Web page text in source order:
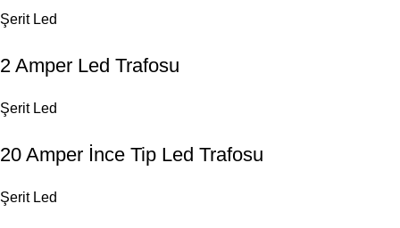
Şerit Led
2 Amper Led Trafosu
Şerit Led
20 Amper İnce Tip Led Trafosu
Şerit Led